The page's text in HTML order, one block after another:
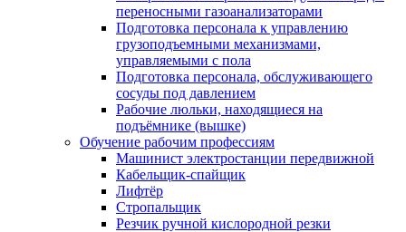
переносными газоанализаторами
Подготовка персонала к управлению
грузоподъемными механизмами,
управляемыми с пола
Подготовка персонала, обслуживающего
сосуды под давлением
Рабочие люльки, находящиеся на
подъёмнике (вышке)
Обучение рабочим профессиям
Машинист электростанции передвижной
Кабельщик-спайщик
Лифтёр
Стропальщик
Резчик ручной кислородной резки